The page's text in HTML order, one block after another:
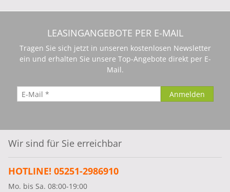
LEASINGANGEBOTE PER E-MAIL
Tragen Sie sich jetzt in unseren kostenlosen Newsletter
ein und erhalten Sie unsere Top-Angebote direkt per E-
Mail.
Wir sind für Sie erreichbar
HOTLINE! 05251-2986910
Mo. bis Sa. 08:00-19:00